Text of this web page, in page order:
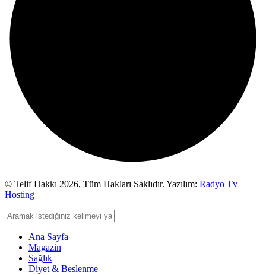
© Telif Hakkı 2026, Tüm Hakları Saklıdır. Yazılım: Radyo Tv
Hosting
Ana Sayfa
Magazin
Sağlık
Diyet & Beslenme